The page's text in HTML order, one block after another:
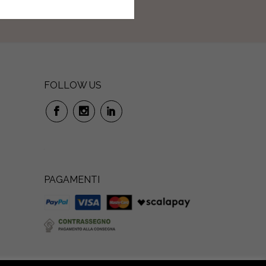
FOLLOW US
PAGAMENTI